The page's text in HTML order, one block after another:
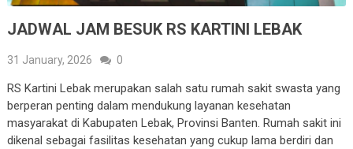
JADWAL JAM BESUK RS KARTINI LEBAK
31 January, 2026 0
RS Kartini Lebak merupakan salah satu rumah sakit swasta yang
berperan penting dalam mendukung layanan kesehatan
masyarakat di Kabupaten Lebak, Provinsi Banten. Rumah sakit ini
dikenal sebagai fasilitas kesehatan yang cukup lama berdiri dan